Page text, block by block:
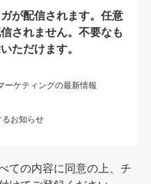
が配信されます。任意
されません。不要なも
ただけます。
ーケティングの最新情報
お知らせ
ての内容に同意の上、チ